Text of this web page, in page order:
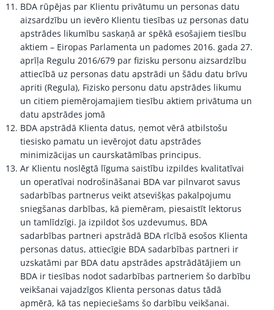
BDA rūpējas par Klientu privātumu un personas datu
aizsardzību un ievēro Klientu tiesības uz personas datu
apstrādes likumību saskaņā ar spēkā esošajiem tiesību
aktiem – Eiropas Parlamenta un padomes 2016. gada 27.
aprīļa Regulu 2016/679 par fizisku personu aizsardzību
attiecībā uz personas datu apstrādi un šādu datu brīvu
apriti (Regula), Fizisko personu datu apstrādes likumu
un citiem piemērojamajiem tiesību aktiem privātuma un
datu apstrādes jomā
BDA apstrādā Klienta datus, ņemot vērā atbilstošu
tiesisko pamatu un ievērojot datu apstrādes
minimizācijas un caurskatāmības principus.
Ar Klientu noslēgtā līguma saistību izpildes kvalitatīvai
un operatīvai nodrošināšanai BDA var pilnvarot savus
sadarbības partnerus veikt atsevišķas pakalpojumu
sniegšanas darbības, kā piemēram, piesaistīt lektorus
un tamlīdzīgi. Ja izpildot šos uzdevumus, BDA
sadarbības partneri apstrādā BDA rīcībā esošos Klienta
personas datus, attiecīgie BDA sadarbības partneri ir
uzskatāmi par BDA datu apstrādes apstrādātājiem un
BDA ir tiesības nodot sadarbības partneriem šo darbību
veikšanai vajadzīgos Klienta personas datus tādā
apmērā, kā tas nepieciešams šo darbību veikšanai.